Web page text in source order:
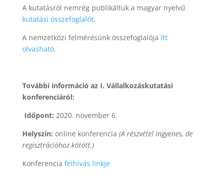
A kutatásról nemrég publikáltuk a magyar nyelvű
kutatási összefoglalót.
A nemzetközi felmérésünk összefoglalója itt
olvasható.
További információ az I. Vállalkozáskutatási
konferenciáról:
Időpont: 2020. november 6.
Helyszín: online konferencia (A részvétel ingyenes, de
regisztrációhoz kötött.)
Konferencia felhívás linkje